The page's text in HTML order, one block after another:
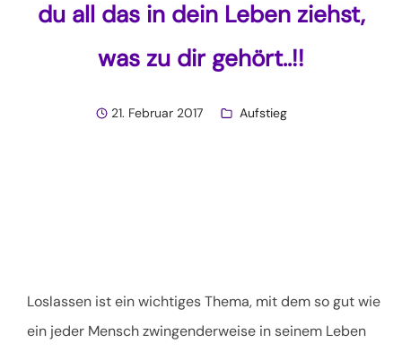
du all das in dein Leben ziehst,
was zu dir gehört..!!
21. Februar 2017 Aufstieg
Loslassen ist ein wichtiges Thema, mit dem so gut wie
ein jeder Mensch zwingenderweise in seinem Leben